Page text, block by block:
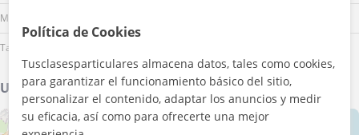
Mediodía
Tarde
Ubicación de mis clases
+ −
Política de Cookies
Tusclasesparticulares almacena datos, tales como cookies,
para garantizar el funcionamiento básico del sitio,
personalizar el contenido, adaptar los anuncios y medir
su eficacia, así como para ofrecerte una mejor